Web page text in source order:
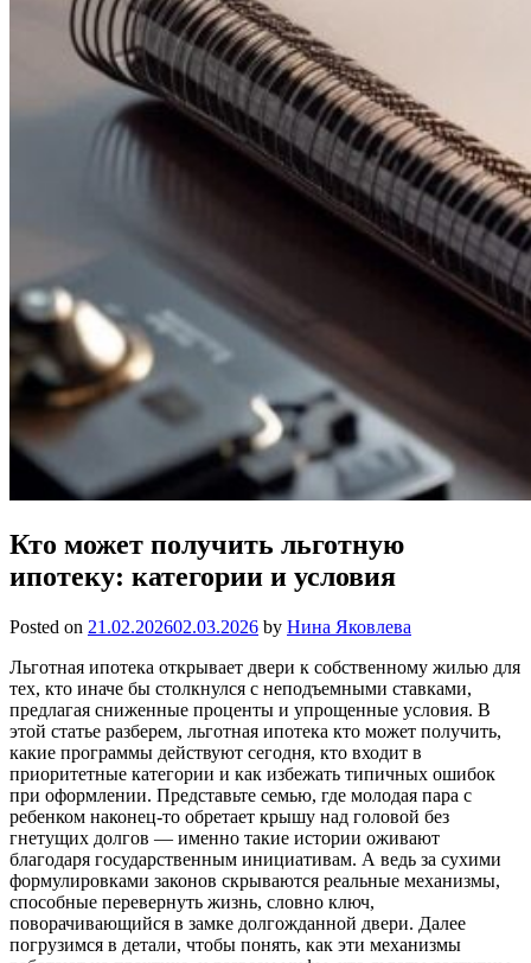
Кто может получить льготную
ипотеку: категории и условия
Posted on 21.02.202602.03.2026 by Нина Яковлева
Льготная ипотека открывает двери к собственному жилью для
тех, кто иначе бы столкнулся с неподъемными ставками,
предлагая сниженные проценты и упрощенные условия. В
этой статье разберем, льготная ипотека кто может получить,
какие программы действуют сегодня, кто входит в
приоритетные категории и как избежать типичных ошибок
при оформлении. Представьте семью, где молодая пара с
ребенком наконец-то обретает крышу над головой без
гнетущих долгов — именно такие истории оживают
благодаря государственным инициативам. А ведь за сухими
формулировками законов скрываются реальные механизмы,
способные перевернуть жизнь, словно ключ,
поворачивающийся в замке долгожданной двери. Далее
погрузимся в детали, чтобы понять, как эти механизмы